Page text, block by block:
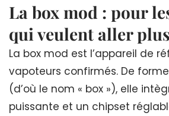
La box mod : pour
qui veulent aller
La box mod est l’appareil de
vapoteurs confirmés. De
(d’où le nom « box »), elle
puissante et un chipset